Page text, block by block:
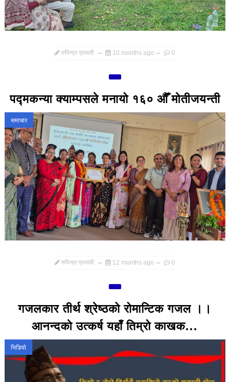
रुपिन्द्र प्रभावी 10 months ago 0
पद्मकन्या क्याम्पसले मनायो १६० औँ मोतीजयन्ती
समाचार
रुपिन्द्र प्रभावी 12 months ago 0
गजलकार तीर्थ श्रेष्ठको रोमान्टिक गजल ।।
आनन्दको उत्कर्ष यहाँ तिम्रो काखक...
भिडियो